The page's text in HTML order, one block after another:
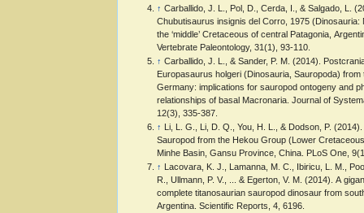
↑ Carballido, J. L., Pol, D., Cerda, I., & Salgado, L.
Chubutisaurus insignis del Corro, 1975 (Dinosauria:
the ‘middle’ Cretaceous of central Patagonia,
Vertebrate Paleontology, 31(1), 93-110.
↑ Carballido, J. L., & Sander, P. M. (2014).
Europasaurus holgeri (Dinosauria, Sauropoda)
Germany: implications for sauropod ontogeny and
relationships of basal Macronaria. Journal of
12(3), 335-387.
↑ Li, L. G., Li, D. Q., You, H. L., & Dodson, P.
Sauropod from the Hekou Group (Lower
Minhe Basin, Gansu Province, China. PLoS One,
↑ Lacovara, K. J., Lamanna, M. C., Ibiricu, L. M.,
R., Ullmann, P. V., ... & Egerton, V. M. (2014). A
complete titanosaurian sauropod dinosaur from
Argentina. Scientific Reports, 4, 6196.